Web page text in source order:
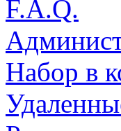
F.A.Q.
Набор в